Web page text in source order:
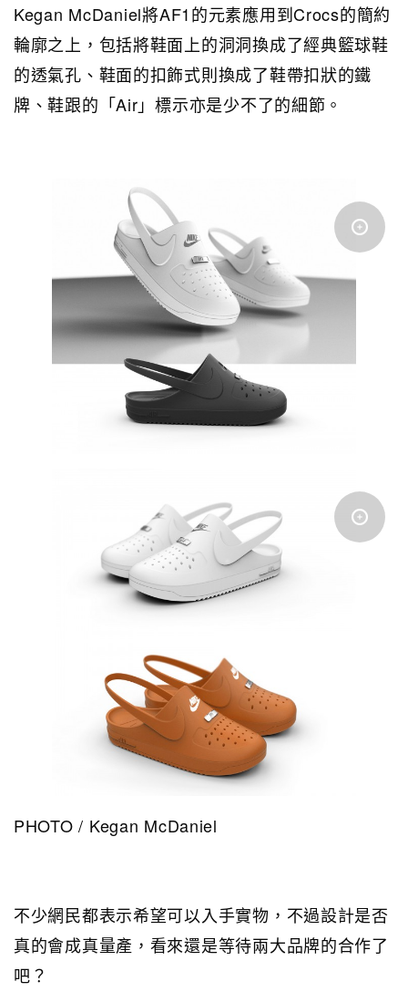
Kegan McDaniel將AF1的元素應用到Crocs的簡約
輪廓之上，包括將鞋面上的洞洞換成了經典籃球鞋
的透氣孔、鞋面的扣飾式則換成了鞋帶扣狀的鐵
牌、鞋跟的「Air」標示亦是少不了的細節。
PHOTO / Kegan McDaniel
不少網民都表示希望可以入手實物，不過設計是否
真的會成真量產，看來還是等待兩大品牌的合作了
吧？